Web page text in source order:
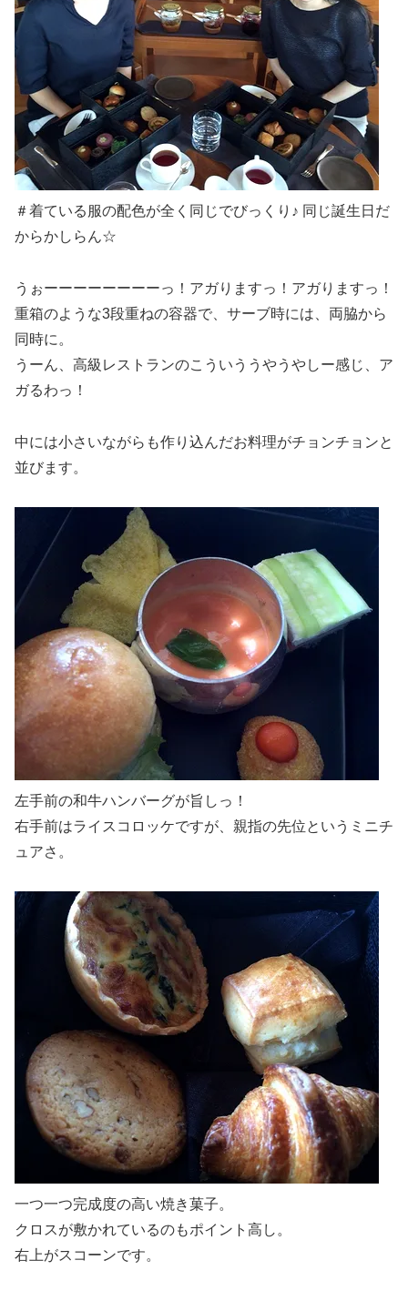
＃着ている服の配色が全く同じでびっくり♪ 同じ誕生日だ
からかしらん☆
うぉーーーーーーーーっ！アガりますっ！アガりますっ！
重箱のような3段重ねの容器で、サーブ時には、両脇から
同時に。
うーん、高級レストランのこういううやうやしー感じ、ア
ガるわっ！
中には小さいながらも作り込んだお料理がチョンチョンと
並びます。
左手前の和牛ハンバーグが旨しっ！
右手前はライスコロッケですが、親指の先位というミニチ
ュアさ。
一つ一つ完成度の高い焼き菓子。
クロスが敷かれているのもポイント高し。
右上がスコーンです。